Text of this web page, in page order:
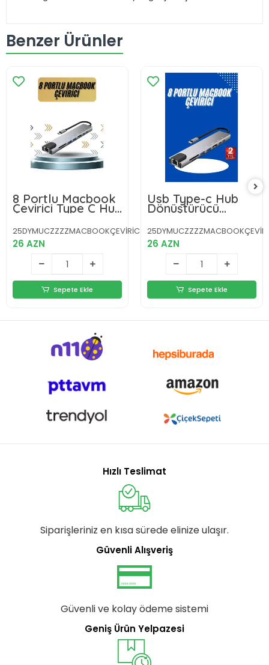
Benzer Ürünler
8 Portlu Macbook
Çevirici Type C Hub
SD TF USB
Çoğaltıcı Ethernet
25DYMUCZZZZMACBOOKÇEVİRİCİİİİİİİ1
26 AZN
Sepete Ekle
Usb Type-c Hub
Dönüştürücü
Çevirici Çoklayıcı
Macbook Çevirici 8
Portlu
26 AZN
Sepete Ekle
Hızlı Teslimat
Siparişleriniz en kısa sürede elinize ulaşır.
Güvenli Alışveriş
Güvenli ve kolay ödeme sistemi
Geniş Ürün Yelpazesi